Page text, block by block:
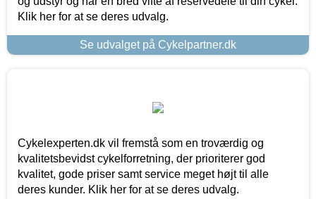
Klik her for at se deres udvalg.
Se udvalget på Cykelpartner.dk
Cykelexperten.dk vil fremstå som en troværdig og
kvalitetsbevidst cykelforretning, der prioriterer god
kvalitet, gode priser samt service meget højt til alle
deres kunder. Klik her for at se deres udvalg.